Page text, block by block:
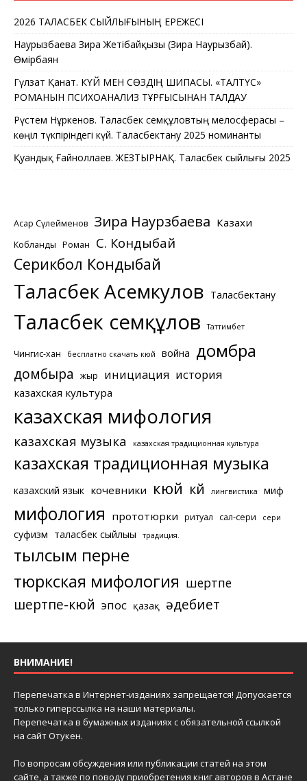
2026 ТАЛАСБЕК СЫЙЛЫҒЫНЫҢ ЕРЕЖЕСІ
Наурызбаева Зира Жетібайқызы (Зира Наурызбай).
Өмірбаян
Гүлзат Қанат. КҮЙ МЕН СӨЗДІҢ ШИПАСЫ. «ТАЛТҮС»
РОМАНЫН ПСИХОАНАЛИЗ ТҰРҒЫСЫНАН ТАЛДАУ
Рүстем Нұркенов. Таласбек Әсемқұловтың мелосферасы –
көңіл түкпіріндегі күй. Таласбектану 2025 номинанты
Қуандық Ғайноллаев. ЖЕЗТЫРНАҚ. Таласбек сыйлығы 2025
Асқар Сүлейменов Зира Наурзбаева Казахи
Кобланды Роман С. Кондыбай
Серикбол Кондыбай
Таласбек Асемкулов Таласбектану
Таласбек Әсемқұлов Таттимбет
Чингис-хан бесплатно скачать кюй война домбра
домбыра жыр инициация история
казахская культура
казахская мифология
казахская музыка казахская традиционная культура
казахская традиционная музыка
казахский язык кочевники кюй күй лингвистика миф
мифология прототюрки ритуал сал-сери сери
суфизм таласбек сыйлығы традиция.
тылсым перне
тюркская мифология шертпе
шертпе-кюй эпос қазақ әдебиет
ВНИМАНИЕ!
Перепечатка в Интернет-изданиях запрещается! Допускается
только гиперссылка на наши материалы.
Перепечатка в бумажных изданиях с обязательной ссылкой
на сайт Отукен.
По вопросам обсуждения или публикации статей на этом
сайте, а также по поводу приобретения книг авторов в Астане